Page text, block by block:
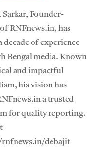
Sarkar, Founder-
RNFnews.in, has
decade of experience
Bengal media. Known
and impactful
his vision has
a trusted
for quality reporting.
debajit